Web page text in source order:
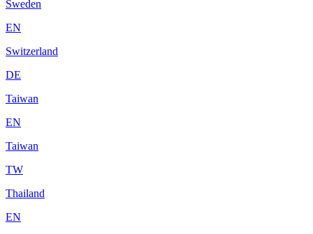
Sweden
EN
Switzerland
DE
Taiwan
EN
Taiwan
TW
Thailand
EN